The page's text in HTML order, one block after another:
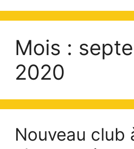
Mois :
2020
Nouveau club